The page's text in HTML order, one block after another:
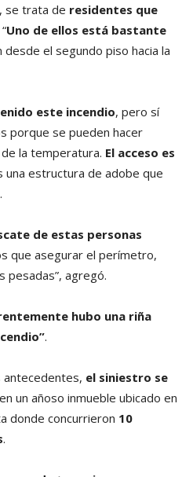
se trata de residentes que
Uno de ellos está bastante
el segundo piso hacia la
este incendio, pero sí
porque se pueden hacer
la temperatura. El acceso es
una estructura de adobe que
de estas personas
que asegurar el perímetro,
pesadas”, agregó.
hubo una riña
.
antecedentes, el siniestro se
en un añoso inmueble ubicado en
donde concurrieron 10
.